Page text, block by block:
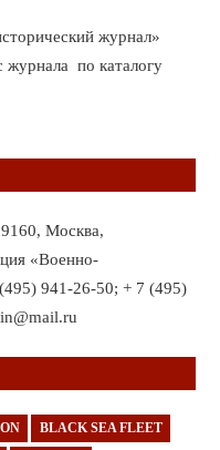
журнал»
журнала по каталогу
Москва,
«Военно-
941-26-50; + 7 (495)
BLACK SEA FLEET